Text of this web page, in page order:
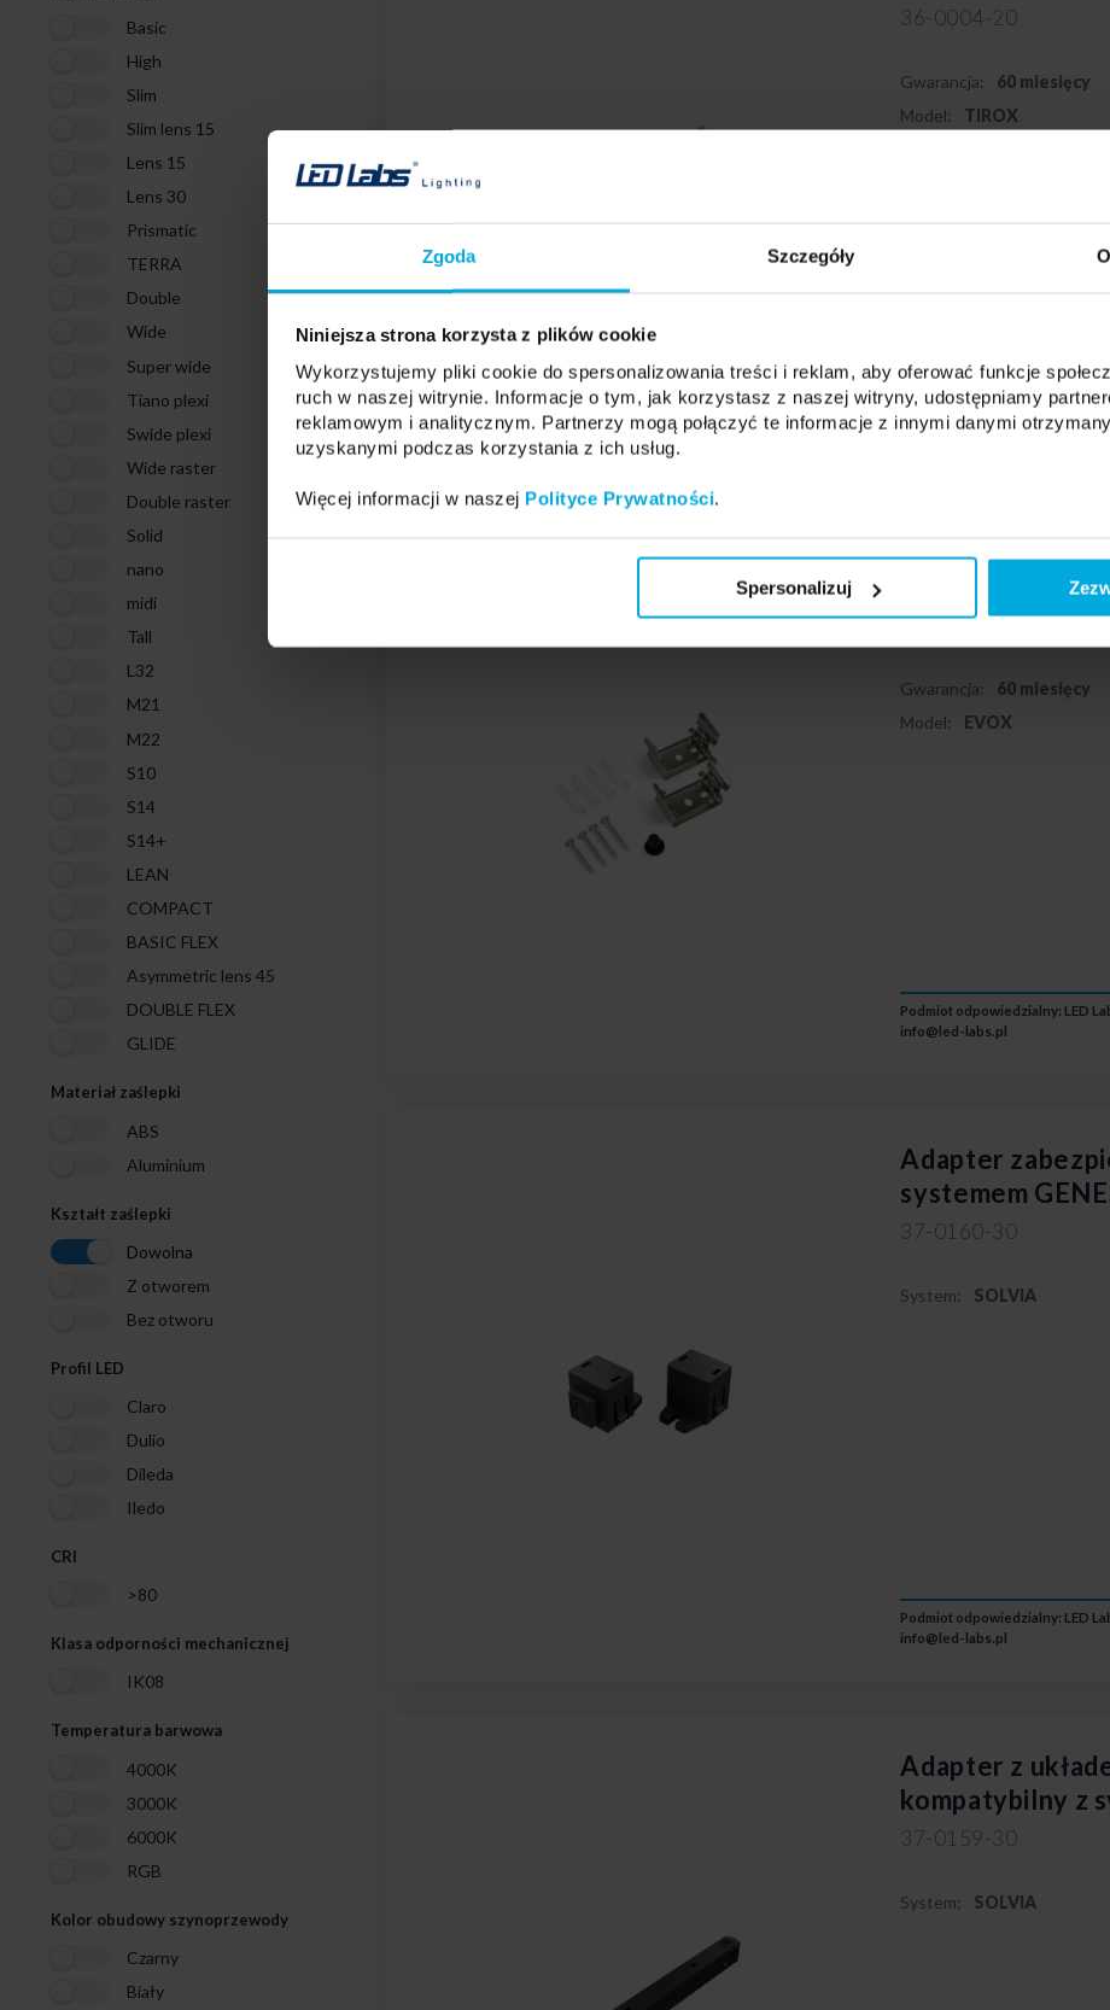
Zgoda Szczegóły
Niniejsza strona korzysta z plików cookie
Wykorzystujemy pliki cookie do spersonalizowania treści i reklam, aby oferować funkcje
ruch w naszej witrynie. Informacje o tym, jak korzystasz z naszej witryny, udostępniamy
reklamowym i analitycznym. Partnerzy mogą połączyć te informacje z innymi danymi
uzyskanymi podczas korzystania z ich usług.
Więcej informacji w naszej Polityce Prywatności.
Spersonalizuj
Basic
High
Slim
Slim lens 15
Lens 15
Lens 30
Prismatic
TERRA
Double
Wide
Super wide
Tiano plexi
Swide plexi
Wide raster
Double raster
Solid
nano
midi
Tall
L32
M21
M22
S10
S14
S14+
LEAN
COMPACT
BASIC FLEX
Asymmetric lens 45
DOUBLE FLEX
GLIDE
Materiał zaślepki
ABS
Aluminium
Kształt zaślepki
Dowolna
Z otworem
Bez otworu
Profil LED
Claro
Dulio
Dileda
Iledo
CRI
>80
Klasa odporności mechanicznej
IK08
Temperatura barwowa
4000K
3000K
6000K
RGB
Kolor obudowy szynoprzewody
Czarny
Biały
36-0004-20
Gwarancja:
60 miesięcy
Model:
TIROX
Podmiot odpowiedzialny: LED
info@led-labs.pl
Zestaw
36-0003-20
Gwarancja:
60 miesięcy
Model:
EVOX
Podmiot odpowiedzialny: LED
info@led-labs.pl
Adapter
systemem
37-0160-30
System: SOLVIA
Podmiot odpowiedzialny: LED
info@led-labs.pl
Adapter z
kompatybilny z
37-0159-30
System: SOLVIA